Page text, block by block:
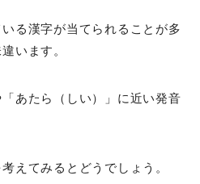
る漢字が当てられることが多
います。
あたら（しい）」に近い発音
えてみるとどうでしょう。